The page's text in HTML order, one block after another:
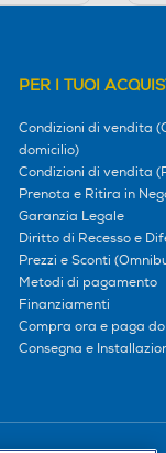
PER I TUOI
Condizioni di vendita
domicilio)
Condizioni di vendita
Prenota e Ritira in
Garanzia Legale
Diritto di Recesso e
Prezzi e Sconti
Metodi di pagamento
Finanziamenti
Compra ora e paga
Consegna e